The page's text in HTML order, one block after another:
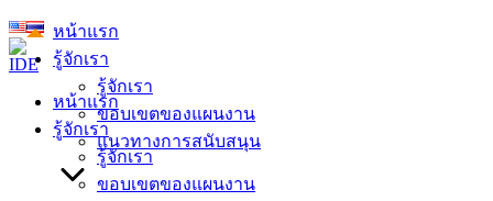
Skip
to
content
หน้าแรก
รู้จักเรา
รู้จักเรา
ขอบเขตของแผนงาน
หน้าแรก
รู้จักเรา
รู้จักเรา
ขอบเขตของแผนงาน
แนวทางการสนับสนุน